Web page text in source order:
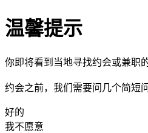
温馨提示
你即将看到当地寻找约会或兼职
约会之前，我们需要问几个简短
好的
我不愿意